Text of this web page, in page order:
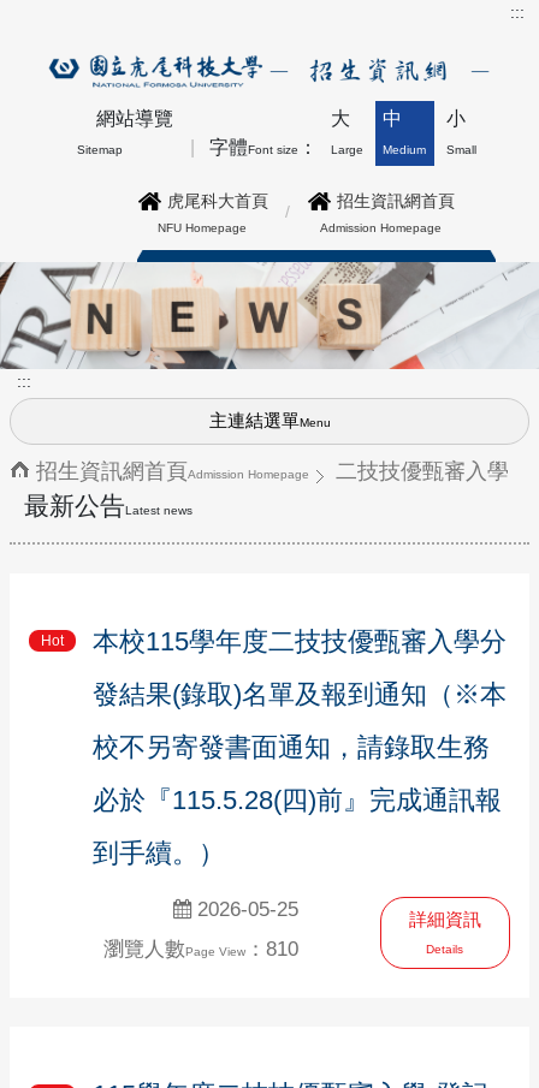
:::
網站導覽
Sitemap 字體Font size ：
大
Large
中
Medium
小
Small
虎尾科大首頁
NFU Homepage
招生資訊網首頁
Admission Homepage
博士班最新公告上方形象圖
:::
主連結選單Menu
招生資訊網首頁Admission Homepage 二技技優甄審入學
最新公告Latest news
Hot
本校115學年度二技技優甄審入學分
發結果(錄取)名單及報到通知（※本
校不另寄發書面通知，請錄取生務
必於『115.5.28(四)前』完成通訊報
到手續。）
2026-05-25
瀏覽人數Page View：810
詳細資訊
Details